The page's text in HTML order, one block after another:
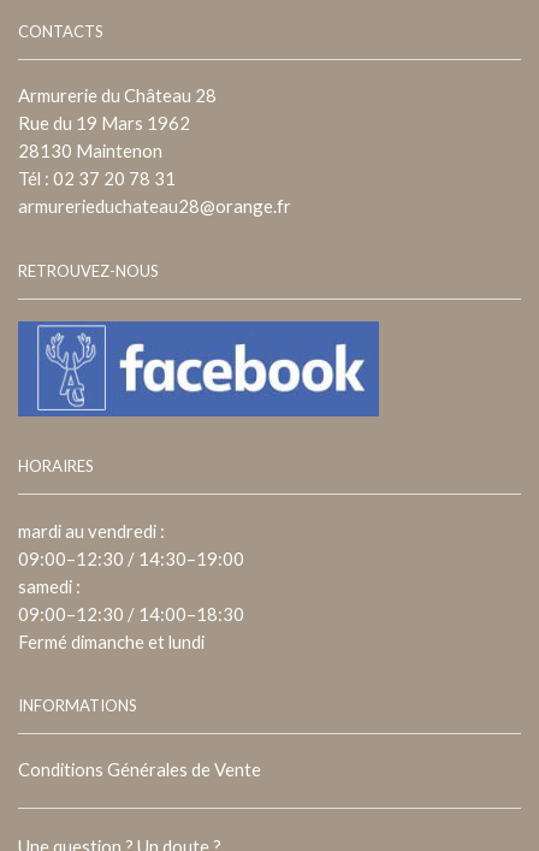
CONTACTS
Armurerie du Château 28
Rue du 19 Mars 1962
28130 Maintenon
Tél : 02 37 20 78 31
armurerieduchateau28@orange.fr
RETROUVEZ-NOUS
HORAIRES
mardi au vendredi :
09:00–12:30 / 14:30–19:00
samedi :
09:00–12:30 / 14:00–18:30
Fermé dimanche et lundi
INFORMATIONS
Conditions Générales de Vente